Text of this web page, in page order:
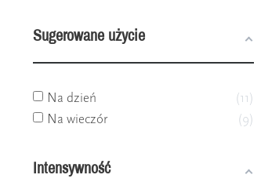
Sugerowane użycie
Na dzień
11
Na wieczór
9
Intensywność